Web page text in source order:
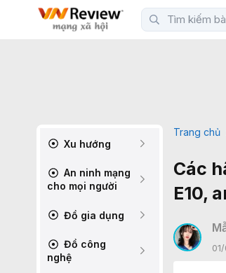
Xu hướng
An ninh mạng
cho mọi người
Đồ gia dụng
Đồ công
nghệ
Trang chủ
Các
E10,